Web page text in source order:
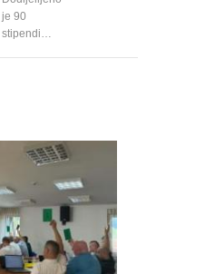
je 90
stipendi…